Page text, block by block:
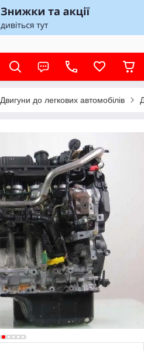
Двигуни до легкових автомобілів